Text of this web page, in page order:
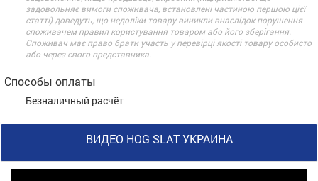
задовольняє вимоги споживача, встановлені частиною першою цієї
статті) доведуть, що недоліки товару виникли внаслідок порушення
споживачем правил користування товаром або його зберігання.
Споживач має право брати участь у перевірці якості товару особисто
або через свого представника.
Способы оплаты
Безналичный расчёт
ВИДЕО HOG SLAT УКРАИНА